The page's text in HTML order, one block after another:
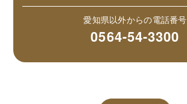
愛知県以外からの電話番号
0564-54-3300